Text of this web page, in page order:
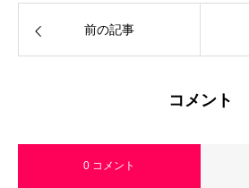
前の記事
コメント
0 コメント